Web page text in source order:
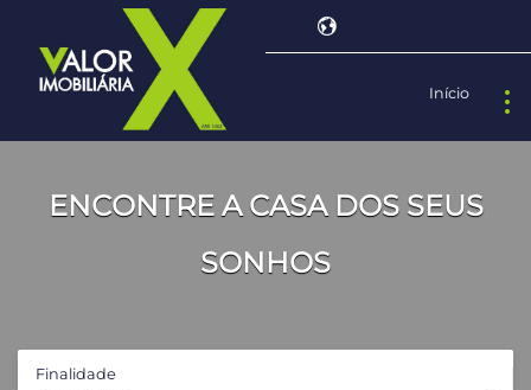
Início
ENCONTRE A CASA DOS SEUS
SONHOS
Finalidade